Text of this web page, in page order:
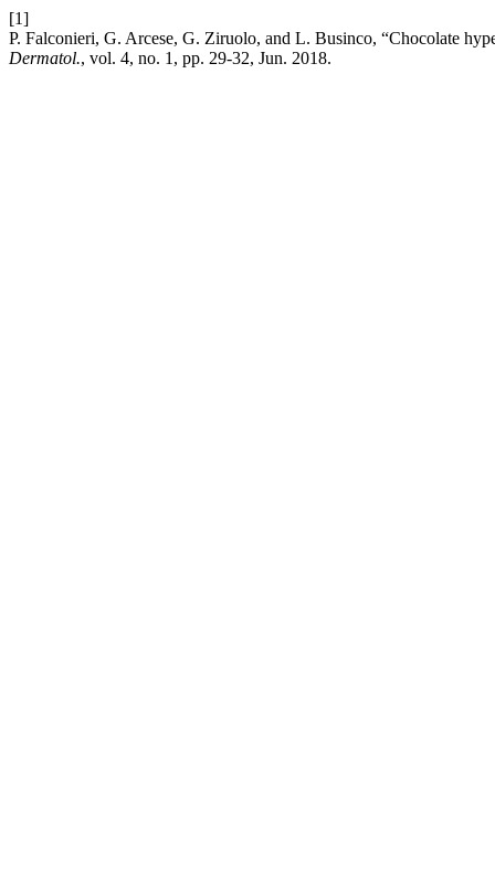
[1]
P. Falconieri, G. Arcese, G. Ziruolo, and L. Businco, “Chocolate
Dermatol., vol. 4, no. 1, pp. 29-32, Jun. 2018.